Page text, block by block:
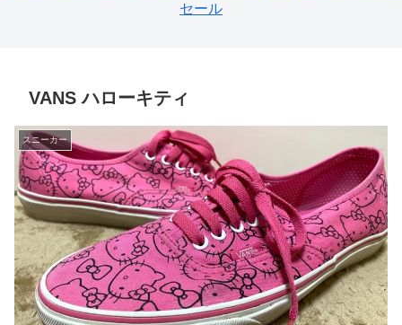
セール
VANS ハローキティ
スニーカー